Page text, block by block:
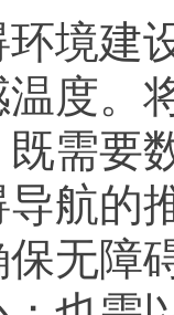
建设
度。
需要
航的
无障